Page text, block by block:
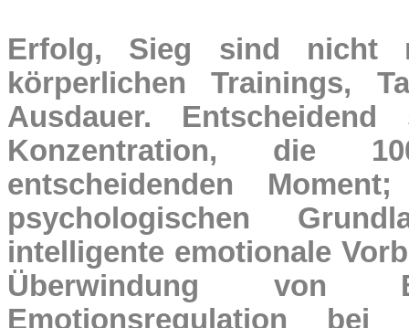
Erfolg, Sieg sind nicht
körperlichen Trainings,
Ausdauer.
Konzentration, die
entscheidenden
psychologischen
intelligente emotionale
Überwindung von
Emotionsregulation bei